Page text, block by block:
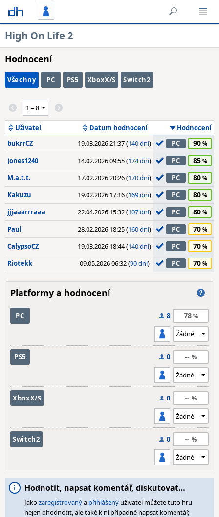
High On Life 2
Hodnocení
Všechny PC PS5 XboxX/S Switch2
Uživatel Datum hodnocení
Hodnocení
bukrrCZ
19.03.2026 21:37 (140 dní) PC 90
jones1240 14.02.2026 09:55 (174 dní) PC 85
M.a.t.t. 17.02.2026 20:26 (170 dní) PC 80
Kakuzu 19.02.2026 17:16 (169 dní) PC 80
jjjaaarrraaa 22.04.2026 15:32 (107 dní) PC 80
Paul 28.02.2026 18:25 (160 dní) PC 70
CalypsoCZ 19.03.2026 18:44 (140 dní) PC 70
Riotekk 09.05.2026 06:32 (90 dní) PC 70
Platformy a hodnocení
PC 8 78
PS5 0 --
XboxX/S 0 --
Switch2 0 --
Hodnotit, napsat komentář, diskutovat…
Jakozaregistrovanýa přihlášený uživatel můžete tuto hru
nejen ohodnotit, ale také k ní případně napsat komentář,